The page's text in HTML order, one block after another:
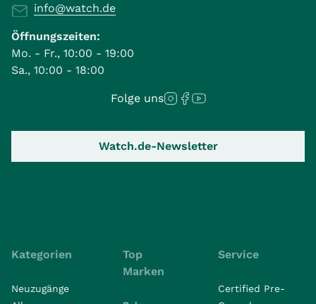
info@watch.de
Öffnungszeiten:
Mo. - Fr., 10:00 - 19:00
Sa., 10:00 - 18:00
Folge uns
Watch.de-Newsletter
Kategorien
Neuzugänge
Top
Marken
Service
Certified Pre-